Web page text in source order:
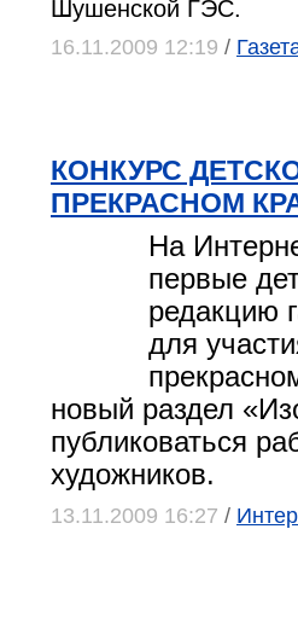
Шушенской ГЭС.
16.11.2009 12:19 /
КОНКУРС
ПРЕКРАСНОМ
На
первые
редакцию
для
новый раздел
публиковаться
художников.
13.11.2009 16:27 /